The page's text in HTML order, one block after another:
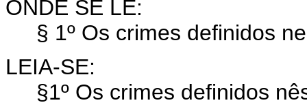
ONDE SE LÊ:
§ 1º Os crimes definidos
LEIA-SE:
§1º Os crimes definidos